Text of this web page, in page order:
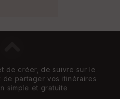
de créer, de suivre sur le
partager vos itinéraires
simple et gratuite